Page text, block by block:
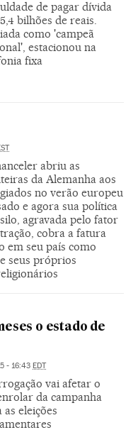
de pagar dívida
bilhões de reais.
como 'campeã
estacionou na
fixa
abriu as
da Alemanha aos
no verão europeu
e agora sua política
agravada pelo fator
cobra a fatura
em seu país como
seus próprios
o estado de
- 16:43 EDT
vai afetar o
da campanha
as eleições